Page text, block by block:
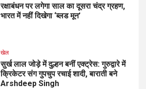
रक्षाबंधन पर लगेगा साल का दूसरा चंद्र ग्रहण,
भारत में नहीं दिखेगा ‘ब्लड मून’
खेल
सुर्ख लाल जोड़े में दुल्हन बनीं एक्ट्रेस: गुरुद्वारे में
क्रिकेटर संग गुपचुप रचाई शादी, बाराती बने
Arshdeep Singh